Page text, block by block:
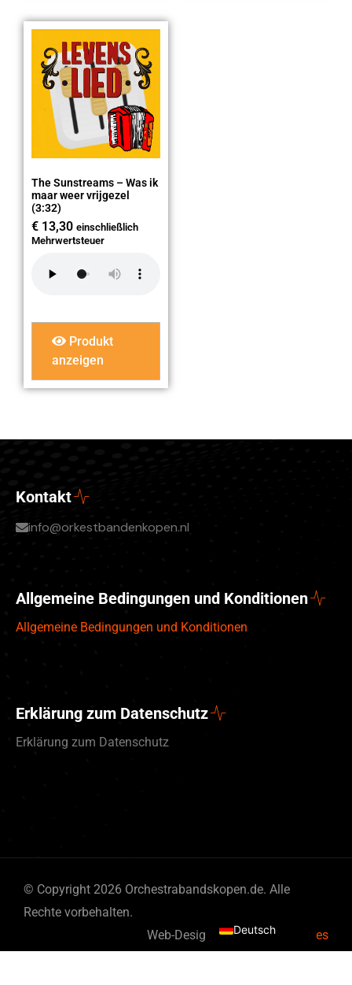
The Sunstreams – Was ik
maar weer vrijgezel
(3:32)
€ 13,30 einschließlich
Mehrwertsteuer
Produkt
anzeigen
Kontakt
info@orkestbandenkopen.nl
Allgemeine Bedingungen und Konditionen
Allgemeine Bedingungen und Konditionen
Erklärung zum Datenschutz
Erklärung zum Datenschutz
© Copyright 2026 Orchestrabandskopen.de. Alle
Rechte vorbehalten.
Web-Design vonBy Bits & Pieces
Deutsch